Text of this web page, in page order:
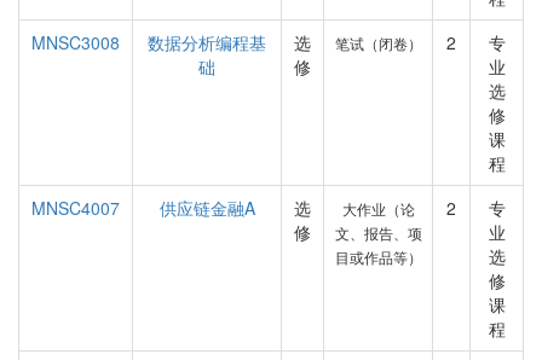
MNSC3008
数据分析编程基
础
选
修
笔试（闭卷） 2
专
业
选
修
课
程
MNSC4007
供应链金融A
选
修
大作业（论
文、报告、项
目或作品等）
2
专
业
选
修
课
程